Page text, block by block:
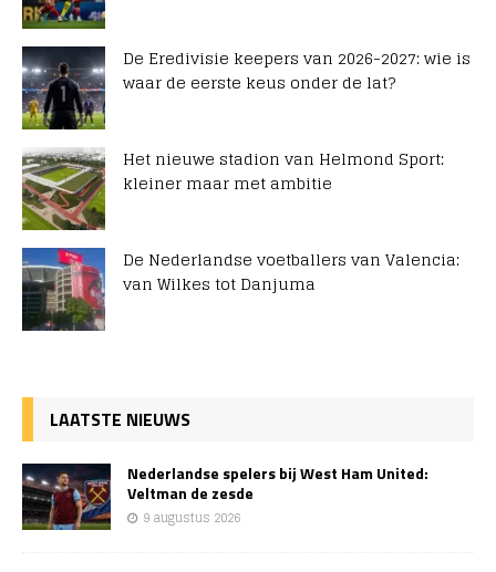
De Eredivisie keepers van 2026-2027: wie is
waar de eerste keus onder de lat?
Het nieuwe stadion van Helmond Sport:
kleiner maar met ambitie
De Nederlandse voetballers van Valencia:
van Wilkes tot Danjuma
LAATSTE NIEUWS
Nederlandse spelers bij West Ham United:
Veltman de zesde
9 augustus 2026